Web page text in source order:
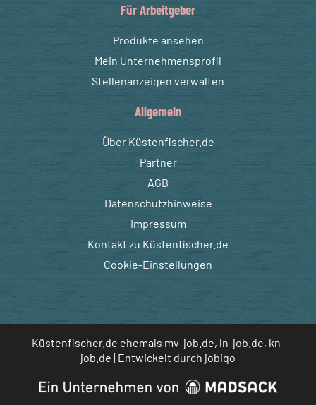
Für Arbeitgeber
Produkte ansehen
Mein Unternehmensprofil
Stellenanzeigen verwalten
Allgemein
Über Küstenfischer.de
Partner
AGB
Datenschutzhinweise
Impressum
Kontakt zu Küstenfischer.de
Cookie-Einstellungen
Küstenfischer.de ehemals mv-job.de, ln-job.de, kn-
job.de | Entwickelt durch jobiqo